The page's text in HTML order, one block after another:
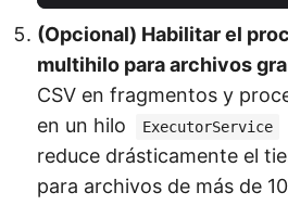
(Opcional) Habilitar el
multihilo para archivos
CSV en fragmentos y
en un hilo
ExecutorService
reduce drásticamente el
para archivos de más de